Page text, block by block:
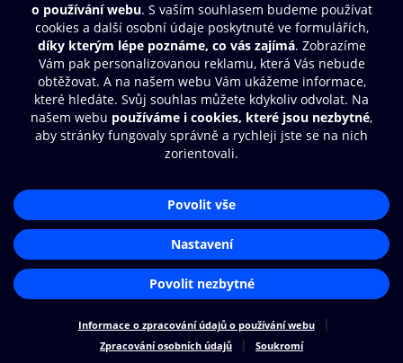
Další zábava
© O2 Czech Republic a.s.
Nákupní řád
Přístupnost
Cookies
Nastavení cookies
Aplikace O2 Knihovna
Čti a poslouchej své e-knihy a
audioknihy rychleji a pohodlněji.